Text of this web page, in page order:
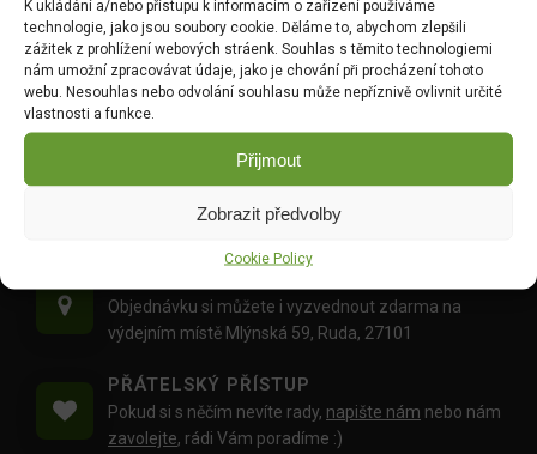
K ukládání a/nebo přístupu k informacím o zařízení používáme
technologie, jako jsou soubory cookie. Děláme to, abychom zlepšili
zážitek z prohlížení webových stráenk. Souhlas s těmito technologiemi
nám umožní zpracovávat údaje, jako je chování při procházení tohoto
webu. Nesouhlas nebo odvolání souhlasu může nepříznivě ovlivnit určité
vlastnosti a funkce.
Přijmout
Zobrazit předvolby
Cookie Policy
DOPRAVA ZDARMA OD 1500 KČ
Doprava objednávekod 1500 Kč,kterénepřesahují
váhu balíku
OVĚŘENÉ PRODUKTY
Objednávku si můžete i vyzvednout zdarma na
výdejním místě Mlýnská 59, Ruda, 27101
PŘÁTELSKÝ PŘÍSTUP
Pokud si s něčím nevíte rady, napište nám nebo nám
zavolejte, rádi Vám poradíme :)